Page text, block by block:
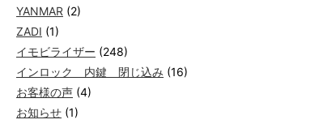
YANMAR (2)
ZADI (1)
イモビライザー (248)
インロック 内鍵 閉じ込み (16)
お客様の声 (4)
お知らせ (1)